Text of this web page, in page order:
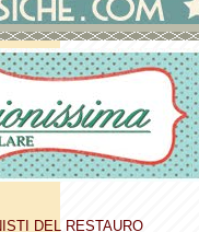
DEL RESTAURO